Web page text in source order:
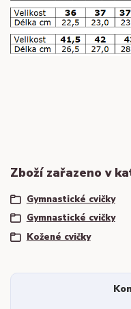
Zboží zařazeno v
Gymnastické cvičky
Gymnastické cvičky
Kožené cvičky